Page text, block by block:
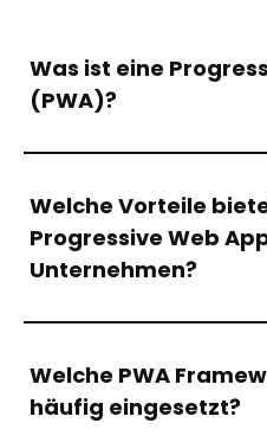
Was ist eine
(PWA)?
Welche Vorteile
Progressive Web
Unternehmen?
Welche PWA
häufig eingesetzt?